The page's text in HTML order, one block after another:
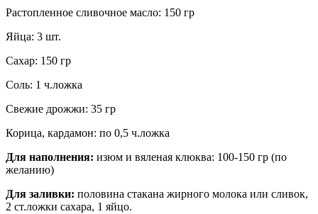
Растопленное сливочное масло: 150 гр
Яйца: 3 шт.
Сахар: 150 гр
Соль: 1 ч.ложка
Свежие дрожжи: 35 гр
Корица, кардамон: по 0,5 ч.ложка
Для наполнения: изюм и вяленая клюква: 100-150 гр (по
желанию)
Для заливки: половина стакана жирного молока или сливок,
2 ст.ложки сахара, 1 яйцо.